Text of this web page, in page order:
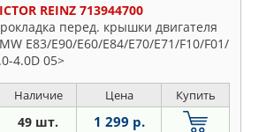
REINZ 713944700
перед. крышки двигателя
E83/E90/E60/E84/E70/E71/F10/F01/
4.0D 05>
Наличие Цена Купить
49 шт. 1 299 р.